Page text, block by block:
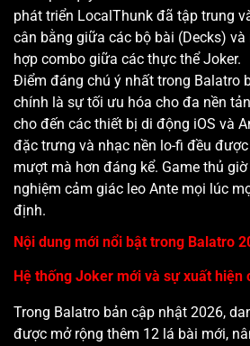
phát triển LocalThunk đã tập trung
cân bằng giữa các bộ bài (Decks)
hợp combo giữa các thực thể Joker.
Điểm đáng chú ý nhất trong Balatro
chính là sự tối ưu hóa cho đa nền
cho đến các thiết bị di động iOS và
đặc trưng và nhạc nền lo-fi đều
mượt mà hơn đáng kể. Game thủ
nghiệm cảm giác leo Ante mọi lúc
định.
Nội dung mới nổi bật trong Balatro
Hệ thống Joker mới và sự xuất hiện
Trong Balatro bản cập nhật 2026,
được mở rộng thêm 12 lá bài mới,